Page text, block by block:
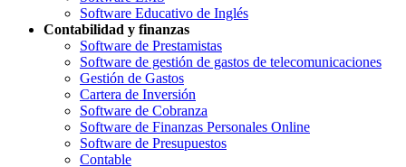
Software Educativo de Inglés
Contabilidad y finanzas
Software de Prestamistas
Software de gestión de gastos de telecomunicaciones
Gestión de Gastos
Cartera de Inversión
Software de Cobranza
Software de Finanzas Personales Online
Software de Presupuestos
Contable